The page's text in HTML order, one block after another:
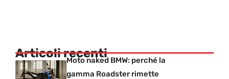
Articoli recentiMoto naked BMW: perché la
gamma Roadster rimette